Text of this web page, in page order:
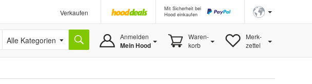
Verkaufen
Mit Sicherheit bei
Hood einkaufen
Alle Kategorien Anmelden
Mein Hood
Waren-
korb
Merk-
zettel